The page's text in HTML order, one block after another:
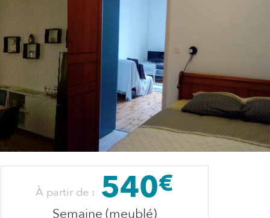
À partir de : 540€
Semaine (meublé)